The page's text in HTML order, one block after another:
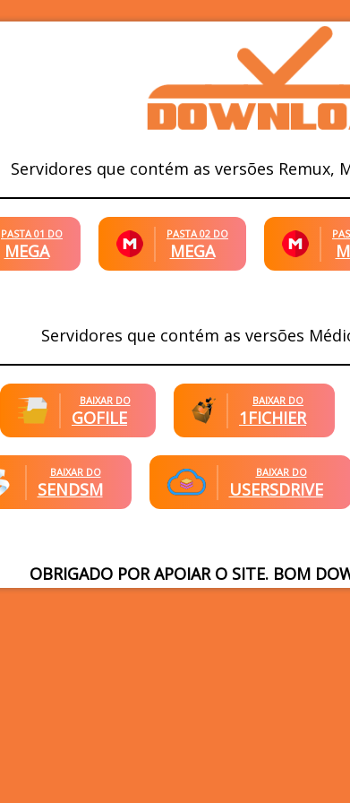
Servidores que contém as versões Remux,
PASTA 01 DO
MEGA
PASTA 02 DO
MEGA
Servidores que contém as versões
BAIXAR DO
GOFILE
BAIXAR DO
1FICHIER
BAIXAR DO
SENDSM
BAIXAR DO
USERSDRIVE
OBRIGADO POR APOIAR O SITE. BOM